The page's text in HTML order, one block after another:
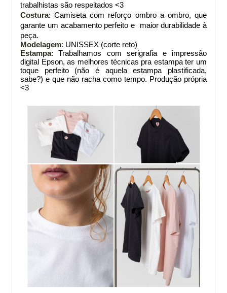
trabalhistas são respeitados <3
Costura: Camiseta com reforço ombro a ombro, que
garante um acabamento perfeito e maior durabilidade à
peça.
Modelagem: UNISSEX (corte reto)
Estampa: Trabalhamos com serigrafia e impressão
digital Epson, as melhores técnicas pra estampa ter um
toque perfeito (não é aquela estampa plastificada,
sabe?) e que não racha como tempo. Produção própria
<3